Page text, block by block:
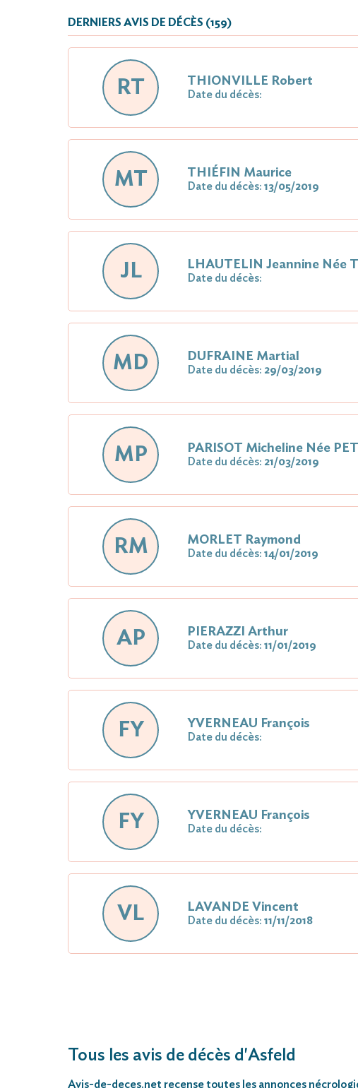
DERNIERS AVIS DE DÉCÈS (159)
RT THIONVILLE Robert
Date du décès:
MT THIÉFIN Maurice
Date du décès: 13/05/2019
JL LHAUTELIN Jeannine Née
Date du décès:
MD DUFRAINE Martial
Date du décès: 29/03/2019
MP PARISOT Micheline Née
Date du décès: 21/03/2019
RM MORLET Raymond
Date du décès: 14/01/2019
AP PIERAZZI Arthur
Date du décès: 11/01/2019
FY YVERNEAU François
Date du décès:
FY YVERNEAU François
Date du décès:
VL LAVANDE Vincent
Date du décès: 11/11/2018
Tous les avis de décès d'Asfeld
Avis-de-deces.net recense toutes les annonces